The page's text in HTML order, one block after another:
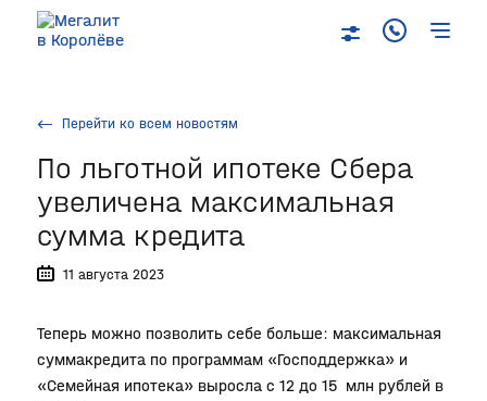
Перейти ко всем новостям
По льготной ипотеке Сбера
увеличена максимальная
сумма кредита
11 августа 2023
Теперь можно позволить себе больше: максимальная
суммакредита по программам «Господдержка» и
«Семейная ипотека» выросла с 12 до 15 млн рублей в